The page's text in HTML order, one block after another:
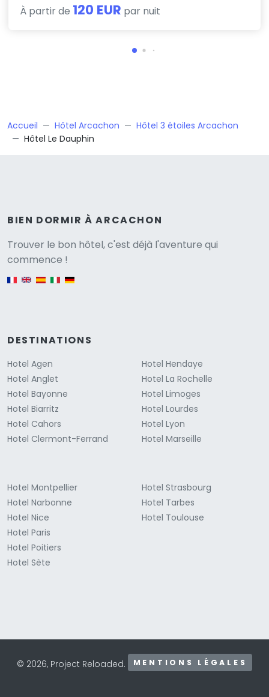
À partir de 120 EUR par nuit
Accueil Hôtel Arcachon
Hôtel 3 étoiles Arcachon
Hôtel Le Dauphin
BIEN DORMIR À ARCACHON
Trouver le bon hôtel, c'est déjà l'aventure qui
commence !
English version
DESTINATIONS
Hotel Agen
Hotel Anglet
Hotel Bayonne
Hotel Biarritz
Hotel Cahors
Hotel Clermont-Ferrand
Hotel Hendaye
Hotel La Rochelle
Hotel Limoges
Hotel Lourdes
Hotel Lyon
Hotel Marseille
Hotel Montpellier
Hotel Narbonne
Hotel Nice
Hotel Paris
Hotel Poitiers
Hotel Sète
Hotel Strasbourg
Hotel Tarbes
Hotel Toulouse
© 2026, Project Reloaded. MENTIONS LÉGALES